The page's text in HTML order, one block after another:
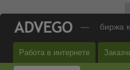
— биржа
Работа в интернете